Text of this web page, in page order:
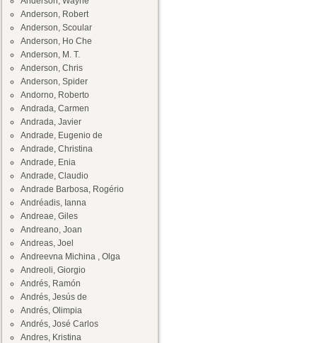
Anderson, Robert
Anderson, Scoular
Anderson, Ho Che
Anderson, M. T.
Anderson, Chris
Anderson, Spider
Andorno, Roberto
Andrada, Carmen
Andrada, Javier
Andrade, Eugenio de
Andrade, Christina
Andrade, Enia
Andrade, Claudio
Andrade Barbosa, Rogério
Andréadis, Ianna
Andreae, Giles
Andreano, Joan
Andreas, Joel
Andreevna Michina , Olga
Andreoli, Giorgio
Andrés, Ramón
Andrés, Jesús de
Andrés, Olimpia
Andrés, José Carlos
Andres, Kristina